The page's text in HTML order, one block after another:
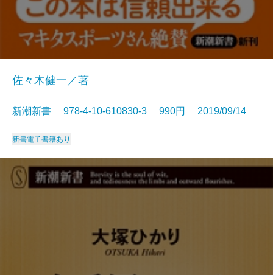
佐々木健一／著
新潮新書 978-4-10-610830-3 990円 2019/09/14
新書電子書籍あり